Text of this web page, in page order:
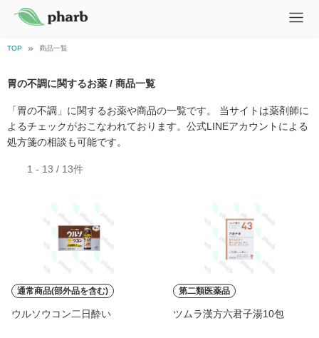
TOP 商品一覧
胃の不調に関するお薬 / 商品一覧
1 - 13 / 13件
「胃の不調」に関するお薬や商品の一覧です。 当サイトは薬剤師に
よるチェックがおこなわれております。公式LINEアカウントによる
処方箋の相談も可能です。
通常商品(部外品を含む)
ウルソウコン二日酔い
第二類医薬品
ツムラ漢方六君子湯10包